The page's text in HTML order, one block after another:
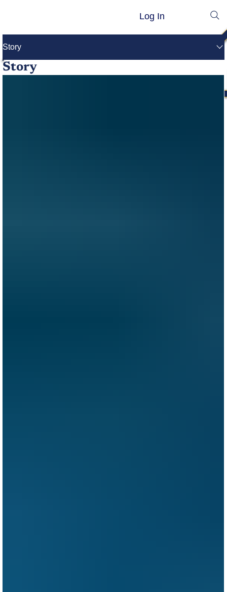
Log In
Story
Story